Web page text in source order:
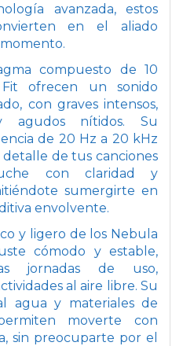
avanzada, estos
en el aliado
compuesto de 10
ofrecen un sonido
con graves intensos,
agudos nítidos. Su
de 20 Hz a 20 kHz
de tus canciones
con claridad y
sumergirte en
envolvente.
y ligero de los Nebula
cómodo y estable,
jornadas de uso,
al aire libre. Su
agua y materiales de
moverte con
sin preocuparte por el